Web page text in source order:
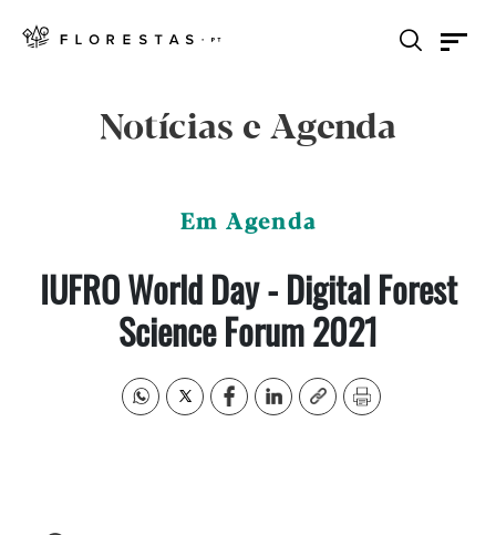
Notícias e Agenda
Em Agenda
IUFRO World Day - Digital Forest
Science Forum 2021